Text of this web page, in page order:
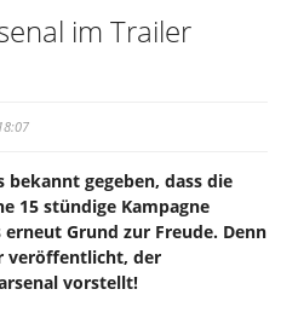
im Trailer
gegeben, dass die
15 stündige Kampagne
Grund zur Freude. Denn
veröffentlicht, der
vorstellt!